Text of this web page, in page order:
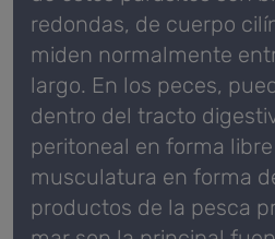
redondas, de cuerpo
miden normalmente
largo. En los peces,
dentro del tracto
peritoneal en forma
musculatura en forma
productos de la pesca